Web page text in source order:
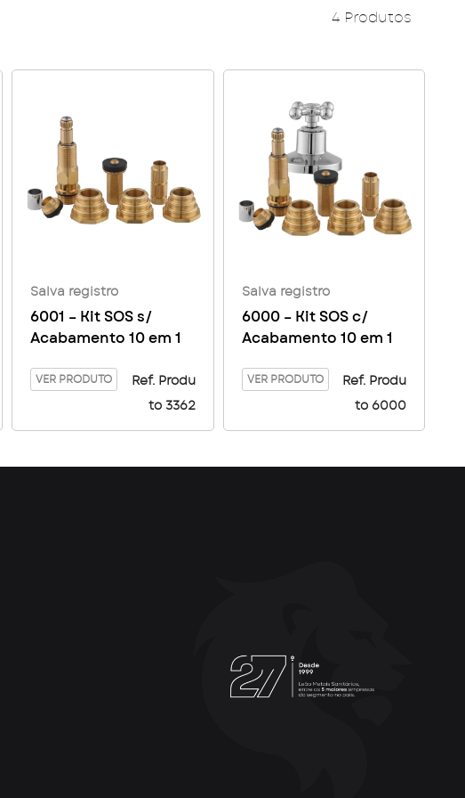
4 Produtos
Salva registro
6001 – Kit SOS s/
Acabamento 10 em 1
VER PRODUTO
Ref. Produ
to 3362
Salva registro
6000 – Kit SOS c/
Acabamento 10 em 1
VER PRODUTO
Ref. Produ
to 6000